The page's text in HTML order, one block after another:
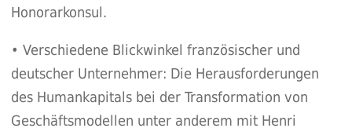
Honorarkonsul.
• Verschiedene Blickwinkel französischer und
deutscher Unternehmer: Die Herausforderungen
des Humankapitals bei der Transformation von
Geschäftsmodellen unter anderem mit Henri